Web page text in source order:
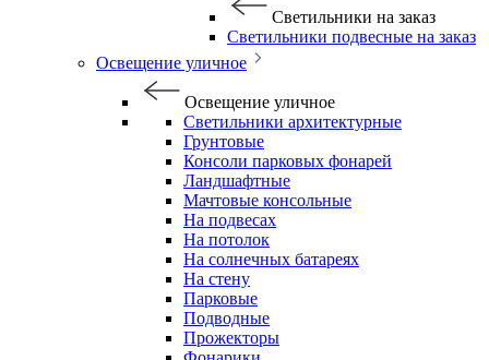
Светильники на заказ
Светильники подвесные на заказ
Освещение уличное
Освещение уличное
Светильники архитектурные
Грунтовые
Консоли парковых фонарей
Ландшафтные
Мачтовые консольные
На подвесах
На потолок
На солнечных батареях
На стену
Парковые
Подводные
Прожекторы